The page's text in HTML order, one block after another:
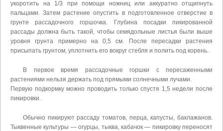
укоротить на 1/3 при помощи ножниц или аккуратно отщипнуть
пальцами. Затем растение опустить в подготовленное отверстие в
грунте рассадочного горшочка. Глубина посадки пикированной
рассады должна быть такой, чтобы семядольные листья были выше
уровня грунта примерно на 0,5 см. После пересадки растения
присыпать грунтом, уплотнить его вокруг стебля и полить под корень.
В первое время рассадочные горшки с пересаженными
растениями нельзя держать под прямыми солнечными лучами.
Первую подкормку можно проводить только спустя 1,5 недели после
пикировки.
Обычно пикируют рассаду томатов, перца, капусты, баклажанов.
Тыквенные культуры — огурцы, тыква, кабачок — пикировку переносят